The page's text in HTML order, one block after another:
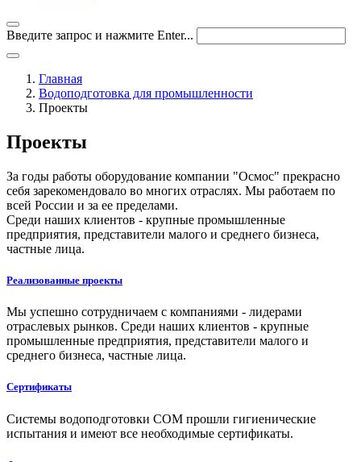
Введите запрос и нажмите Enter...
Главная
Водоподготовка для промышленности
Проекты
Проекты
За годы работы оборудование компании "Осмос" прекрасно
себя зарекомендовало во многих отраслях. Мы работаем по
всей России и за ее пределами.
Среди наших клиентов - крупные промышленные
предприятия, представители малого и среднего бизнеса,
частные лица.
Реализованные проекты
Мы успешно сотрудничаем с компаниями - лидерами
отраслевых рынков. Среди наших клиентов - крупные
промышленные предприятия, представители малого и
среднего бизнеса, частные лица.
Сертификаты
Системы водоподготовки СОМ прошли гигиенические
испытания и имеют все необходимые сертификаты.